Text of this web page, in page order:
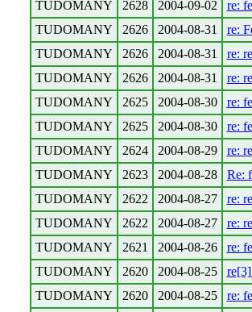
TUDOMANY
2628 2004-09-02
re:
TUDOMANY
2626 2004-08-31
re:
TUDOMANY
2626 2004-08-31
re:
TUDOMANY
2626 2004-08-31
re:
TUDOMANY
2625 2004-08-30
re:
TUDOMANY
2625 2004-08-30
re:
TUDOMANY
2624 2004-08-29
re:
TUDOMANY
2623 2004-08-28
Re:
TUDOMANY
2622 2004-08-27
re:
TUDOMANY
2622 2004-08-27
re:
TUDOMANY
2621 2004-08-26
re:
TUDOMANY
2620 2004-08-25
TUDOMANY
2620 2004-08-25
re: